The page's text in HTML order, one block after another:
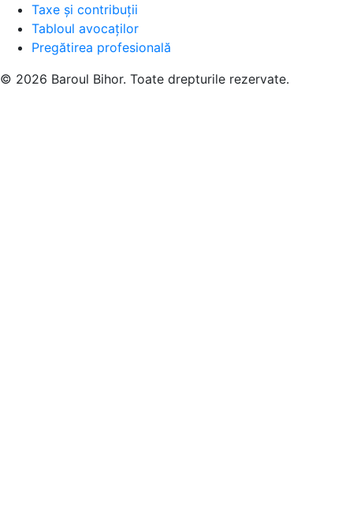
Taxe și contribuții
Tabloul avocaților
Pregătirea profesională
© 2026 Baroul Bihor. Toate drepturile rezervate.